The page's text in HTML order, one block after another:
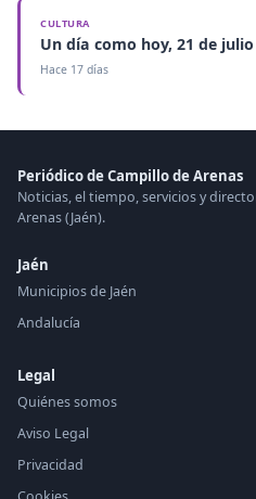
CULTURA
Un día como hoy, 21 de julio
Hace 17 días
Periódico de Campillo de Arenas
Noticias, el tiempo, servicios y
Arenas (Jaén).
Jaén
Municipios de Jaén
Andalucía
Legal
Quiénes somos
Aviso Legal
Privacidad